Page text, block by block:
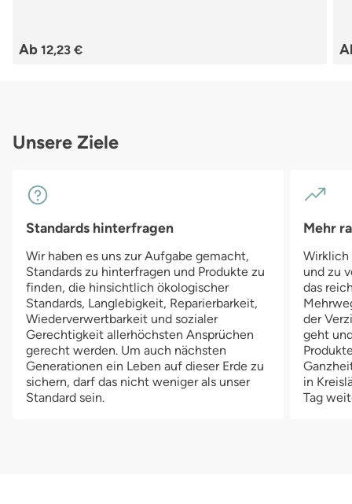
Regulärer Preis:
Ab 12,23 €
Unsere Ziele
Standards hinterfragen
Wir haben es uns zur Aufgabe gemacht,
Standards zu hinterfragen und Produkte zu
finden, die hinsichtlich ökologischer
Standards, Langlebigkeit, Reparierbarkeit,
Wiederverwertbarkeit und sozialer
Gerechtigkeit allerhöchsten Ansprüchen
gerecht werden. Um auch nächsten
Generationen ein Leben auf dieser Erde zu
sichern, darf das nicht weniger als unser
Standard sein.
Mehr
Wirklich
und zu
das
der
geht
in
Tag